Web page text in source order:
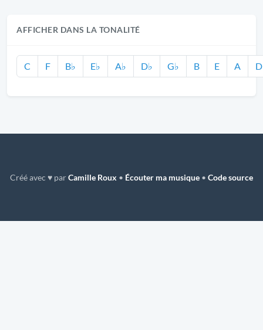
AFFICHER DANS LA TONALITÉ
C F B♭ E♭ A♭ D♭ G♭ B E A D
Créé avec ♥ parCamille Roux • Écouter ma musique • Code source